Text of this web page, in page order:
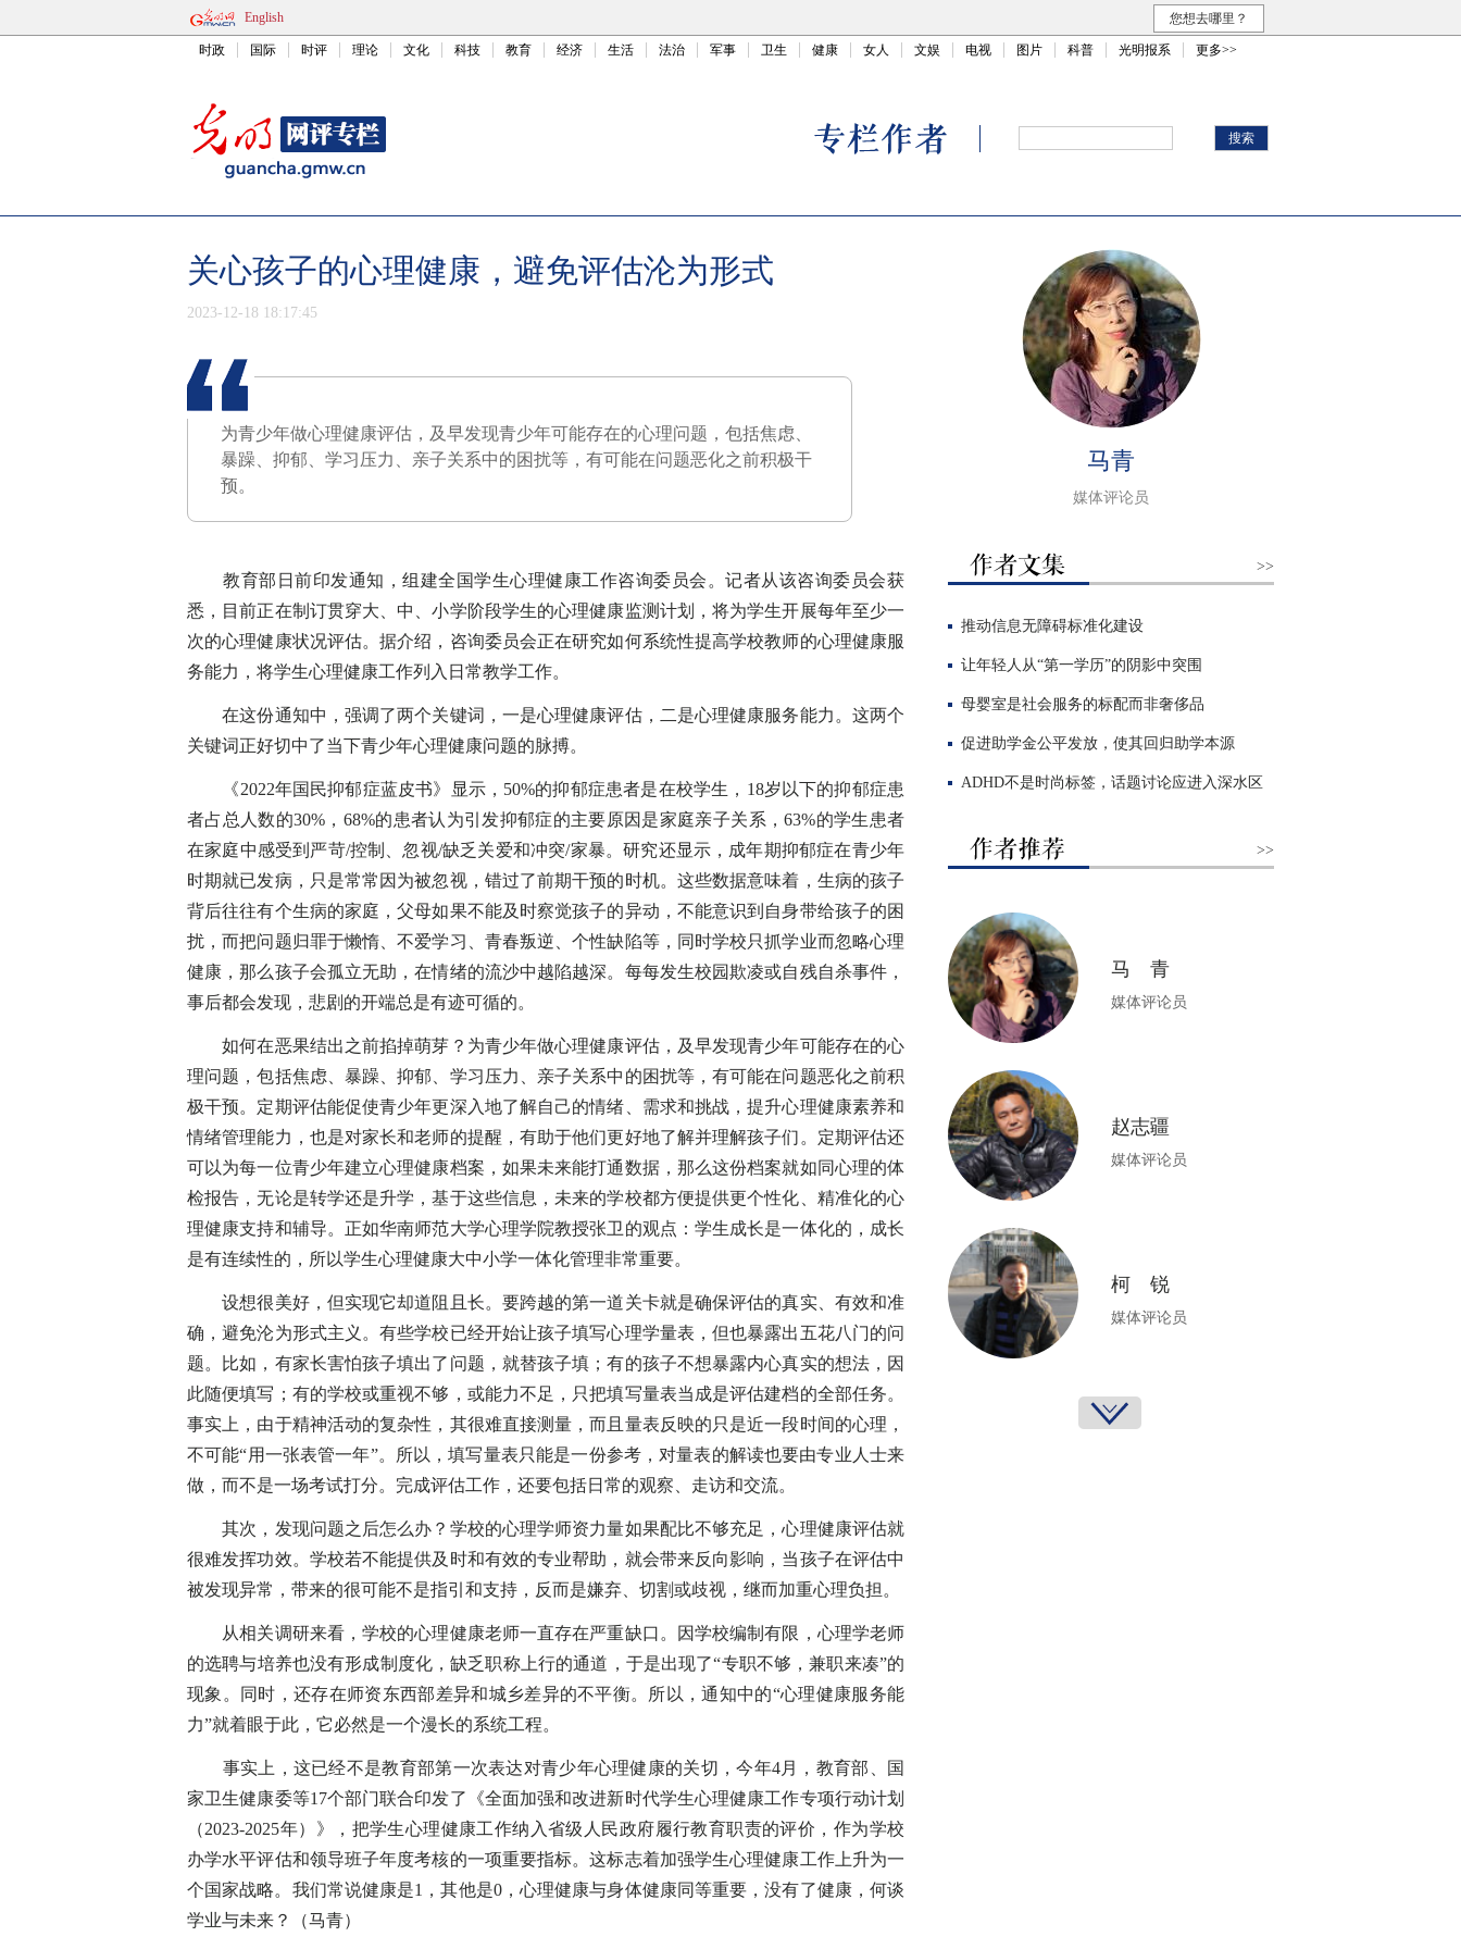
English 您想去哪里？
时政 国际 时评 理论 文化 科技 教育 经济 生活 法治 军事 卫生 健康 女人 文娱 电视 图片 科普 光明报系 更多>>
关心孩子的心理健康，避免评估沦为形式
2023-12-18 18:17:45
为青少年做心理健康评估，及早发现青少年可能存在的心理问题，包括焦虑、
暴躁、抑郁、学习压力、亲子关系中的困扰等，有可能在问题恶化之前积极干
预。
教育部日前印发通知，组建全国学生心理健康工作咨询委员会。记者从该咨询委员会获
悉，目前正在制订贯穿大、中、小学阶段学生的心理健康监测计划，将为学生开展每年至少一
次的心理健康状况评估。据介绍，咨询委员会正在研究如何系统性提高学校教师的心理健康服
务能力，将学生心理健康工作列入日常教学工作。
在这份通知中，强调了两个关键词，一是心理健康评估，二是心理健康服务能力。这两个
关键词正好切中了当下青少年心理健康问题的脉搏。
《2022年国民抑郁症蓝皮书》显示，50%的抑郁症患者是在校学生，18岁以下的抑郁症患
者占总人数的30%，68%的患者认为引发抑郁症的主要原因是家庭亲子关系，63%的学生患者
在家庭中感受到严苛/控制、忽视/缺乏关爱和冲突/家暴。研究还显示，成年期抑郁症在青少年
时期就已发病，只是常常因为被忽视，错过了前期干预的时机。这些数据意味着，生病的孩子
背后往往有个生病的家庭，父母如果不能及时察觉孩子的异动，不能意识到自身带给孩子的困
扰，而把问题归罪于懒惰、不爱学习、青春叛逆、个性缺陷等，同时学校只抓学业而忽略心理
健康，那么孩子会孤立无助，在情绪的流沙中越陷越深。每每发生校园欺凌或自残自杀事件，
事后都会发现，悲剧的开端总是有迹可循的。
如何在恶果结出之前掐掉萌芽？为青少年做心理健康评估，及早发现青少年可能存在的心
理问题，包括焦虑、暴躁、抑郁、学习压力、亲子关系中的困扰等，有可能在问题恶化之前积
极干预。定期评估能促使青少年更深入地了解自己的情绪、需求和挑战，提升心理健康素养和
情绪管理能力，也是对家长和老师的提醒，有助于他们更好地了解并理解孩子们。定期评估还
可以为每一位青少年建立心理健康档案，如果未来能打通数据，那么这份档案就如同心理的体
检报告，无论是转学还是升学，基于这些信息，未来的学校都方便提供更个性化、精准化的心
理健康支持和辅导。正如华南师范大学心理学院教授张卫的观点：学生成长是一体化的，成长
是有连续性的，所以学生心理健康大中小学一体化管理非常重要。
设想很美好，但实现它却道阻且长。要跨越的第一道关卡就是确保评估的真实、有效和准
确，避免沦为形式主义。有些学校已经开始让孩子填写心理学量表，但也暴露出五花八门的问
题。比如，有家长害怕孩子填出了问题，就替孩子填；有的孩子不想暴露内心真实的想法，因
此随便填写；有的学校或重视不够，或能力不足，只把填写量表当成是评估建档的全部任务。
事实上，由于精神活动的复杂性，其很难直接测量，而且量表反映的只是近一段时间的心理，
不可能“用一张表管一年”。所以，填写量表只能是一份参考，对量表的解读也要由专业人士来
做，而不是一场考试打分。完成评估工作，还要包括日常的观察、走访和交流。
其次，发现问题之后怎么办？学校的心理学师资力量如果配比不够充足，心理健康评估就
很难发挥功效。学校若不能提供及时和有效的专业帮助，就会带来反向影响，当孩子在评估中
被发现异常，带来的很可能不是指引和支持，反而是嫌弃、切割或歧视，继而加重心理负担。
从相关调研来看，学校的心理健康老师一直存在严重缺口。因学校编制有限，心理学老师
的选聘与培养也没有形成制度化，缺乏职称上行的通道，于是出现了“专职不够，兼职来凑”的
现象。同时，还存在师资东西部差异和城乡差异的不平衡。所以，通知中的“心理健康服务能
力”就着眼于此，它必然是一个漫长的系统工程。
事实上，这已经不是教育部第一次表达对青少年心理健康的关切，今年4月，教育部、国
家卫生健康委等17个部门联合印发了《全面加强和改进新时代学生心理健康工作专项行动计划
（2023-2025年）》，把学生心理健康工作纳入省级人民政府履行教育职责的评价，作为学校
办学水平评估和领导班子年度考核的一项重要指标。这标志着加强学生心理健康工作上升为一
个国家战略。我们常说健康是1，其他是0，心理健康与身体健康同等重要，没有了健康，何谈
学业与未来？（马青）
马青
媒体评论员
>>
推动信息无障碍标准化建设
让年轻人从“第一学历”的阴影中突围
母婴室是社会服务的标配而非奢侈品
促进助学金公平发放，使其回归助学本源
ADHD不是时尚标签，话题讨论应进入深水区
>>
马 青
媒体评论员
赵志疆
媒体评论员
柯 锐
媒体评论员